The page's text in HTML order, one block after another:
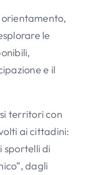
orientamento,
le
e il
territori con
ai cittadini:
sportelli di
dagli